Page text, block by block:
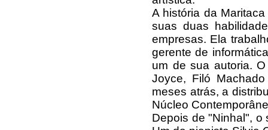
A história da
suas duas
empresas. Ela
gerente de
um de sua autoria.
Joyce, Filó
meses atrás, a
Núcleo
Depois de "Ninhal", o